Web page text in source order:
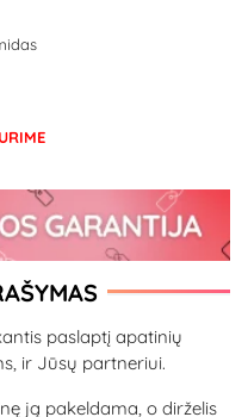
paslaptį apatinių
ir Jūsų partneriui.
ją pakeldama, o dirželis